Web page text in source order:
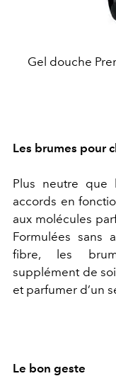
Gel douche
Les brumes pour
Plus neutre
accords en
aux molécules
Formulées sans
fibre, les
supplément de
et parfumer d’un
Le bon geste